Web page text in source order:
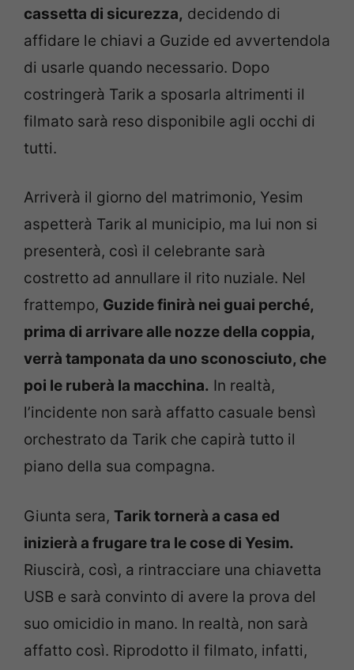
cassetta di sicurezza, decidendo di
affidare le chiavi a Guzide ed avvertendola
di usarle quando necessario. Dopo
costringerà Tarik a sposarla altrimenti il
filmato sarà reso disponibile agli occhi di
tutti.
Arriverà il giorno del matrimonio, Yesim
aspetterà Tarik al municipio, ma lui non si
presenterà, così il celebrante sarà
costretto ad annullare il rito nuziale. Nel
frattempo, Guzide finirà nei guai perché,
prima di arrivare alle nozze della coppia,
verrà tamponata da uno sconosciuto, che
poi le ruberà la macchina. In realtà,
l’incidente non sarà affatto casuale bensì
orchestrato da Tarik che capirà tutto il
piano della sua compagna.
Giunta sera, Tarik tornerà a casa ed
inizierà a frugare tra le cose di Yesim.
Riuscirà, così, a rintracciare una chiavetta
USB e sarà convinto di avere la prova del
suo omicidio in mano. In realtà, non sarà
affatto così. Riprodotto il filmato, infatti,